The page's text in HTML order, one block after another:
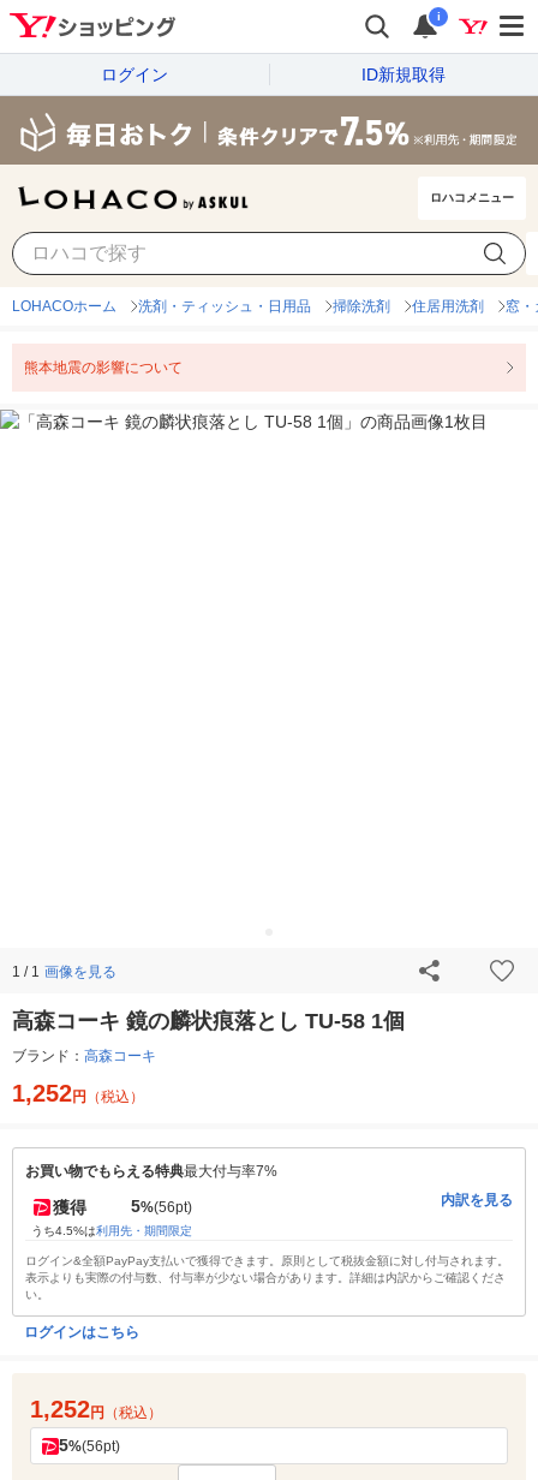
i
ログイン ID新規取得
ロハコメニュー
LOHACOホーム 洗剤・ティッシュ・日用品 掃除洗剤 住居用洗剤 窓
熊本地震の影響について
1 / 1 画像を見る
高森コーキ 鏡の麟状痕落とし TU-58 1個
ブランド： 高森コーキ
1,252円 （税込）
お買い物でもらえる特典最大付与率7%
獲得 5%(56pt)
うち4.5%は利用先・期間限定
内訳を見る
ログイン&全額PayPay支払いで獲得できます。原則として税抜金額に対し付与されます。
表示よりも実際の付与数、付与率が少ない場合があります。詳細は内訳からご確認くださ
い。
ログインはこちら
1,252円 （税込）
5%(56pt)